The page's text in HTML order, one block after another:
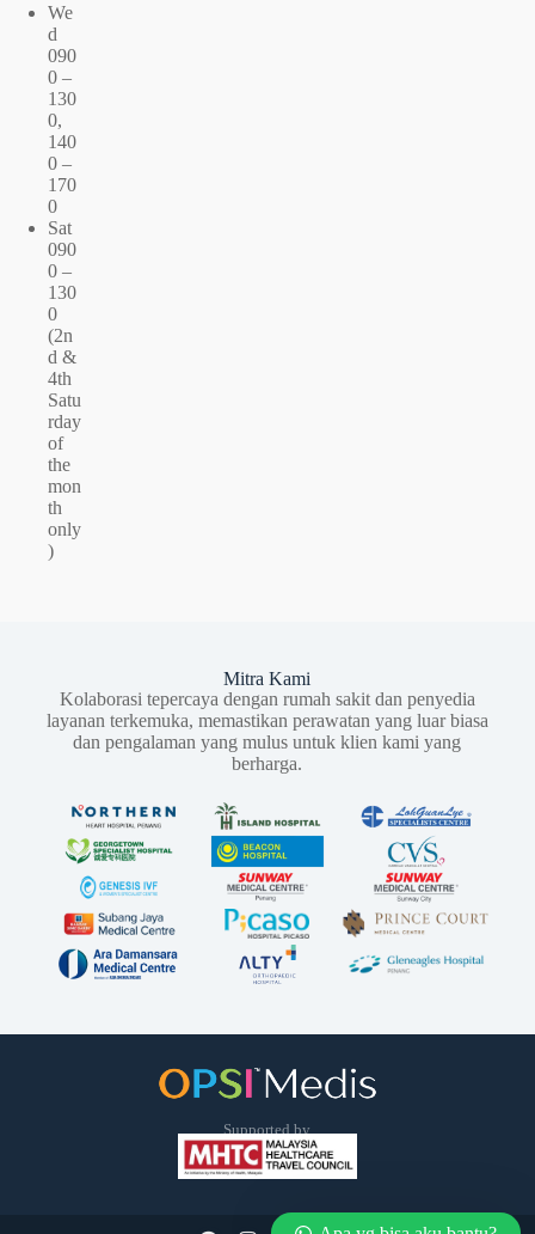
We
d
090
0 –
130
0,
140
0 –
170
0
Sat
090
0 –
130
0
(2n
d &
4th
Satu
rday
of
the
mon
th
only
)
Mitra Kami
Kolaborasi tepercaya dengan rumah sakit dan penyedia
layanan terkemuka, memastikan perawatan yang luar biasa
dan pengalaman yang mulus untuk klien kami yang
berharga.
Supported by